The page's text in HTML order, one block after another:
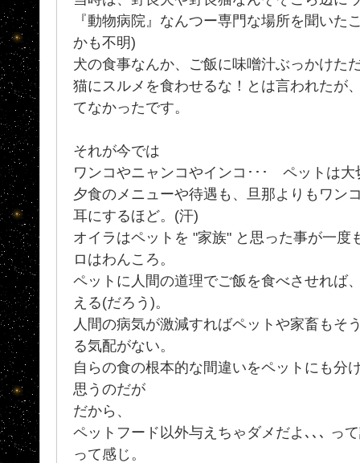
『動物病院』なんつー専門な場所を聞いた
かも不明)
犬の食事なんか、ご飯に味噌汁ぶっかけた
猫にスルメを食わせるな！とは言われたが
てなかったです。
それが今では
ワンコやニャンコやインコ･･･ ペットは大
夕食のメニューや待遇も、旦那よりもワン
耳にするほど。(汗)
オイラはペットを "家族" と思った事が一度
ロはわんころ。
ペットに人間の道理でご飯を食べさせれば
える(だろう)。
人間の病気が激減すればペットや家畜もそ
る気配がない。
自らの食の根本的な間違いをペットにも分
思うのだが
だから、
ペットフード以外与えちゃダメだよ､､､ っ
って感じ。